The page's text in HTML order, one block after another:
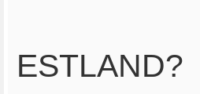
ESTLAND?